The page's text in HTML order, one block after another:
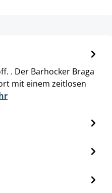
. Der Barhocker Braga
mit einem zeitlosen